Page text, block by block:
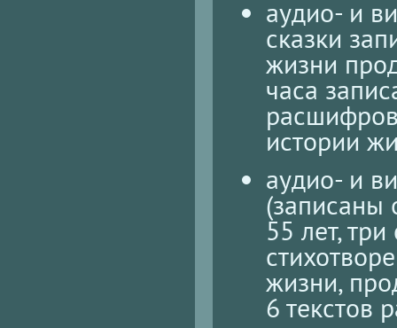
аудио- и
сказки
жизни
часа
истории
аудио- и
(записаны
55 лет,
жизни,
6 текстов